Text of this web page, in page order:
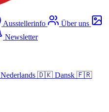
Ausstellerinfo
Über uns
Newsletter
Nederlands 🇩🇰 Dansk 🇫🇷